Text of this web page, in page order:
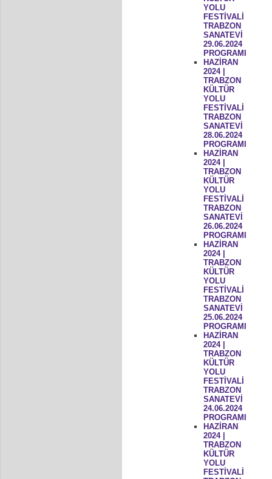
YOLU
FESTİVALİ
TRABZON
SANATEVİ
29.06.2024
PROGRAMI
HAZİRAN
2024 |
TRABZON
KÜLTÜR
YOLU
FESTİVALİ
TRABZON
SANATEVİ
28.06.2024
PROGRAMI
HAZİRAN
2024 |
TRABZON
KÜLTÜR
YOLU
FESTİVALİ
TRABZON
SANATEVİ
26.06.2024
PROGRAMI
HAZİRAN
2024 |
TRABZON
KÜLTÜR
YOLU
FESTİVALİ
TRABZON
SANATEVİ
25.06.2024
PROGRAMI
HAZİRAN
2024 |
TRABZON
KÜLTÜR
YOLU
FESTİVALİ
TRABZON
SANATEVİ
24.06.2024
PROGRAMI
HAZİRAN
2024 |
TRABZON
KÜLTÜR
YOLU
FESTİVALİ